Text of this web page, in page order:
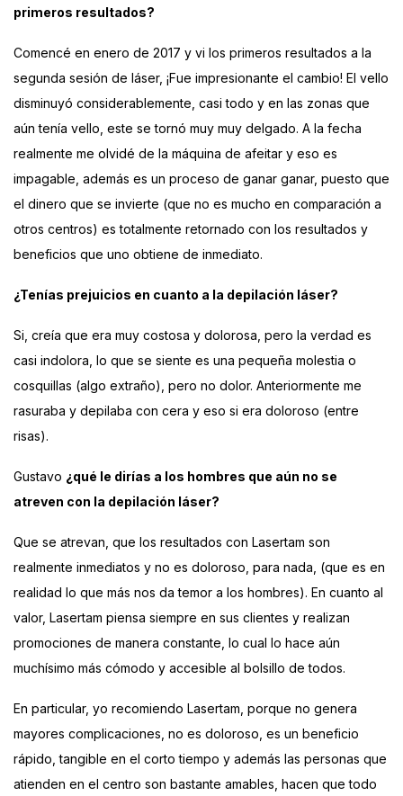
primeros resultados?
Comencé en enero de 2017 y vi los primeros resultados a la
segunda sesión de láser, ¡Fue impresionante el cambio! El vello
disminuyó considerablemente, casi todo y en las zonas que
aún tenía vello, este se tornó muy muy delgado. A la fecha
realmente me olvidé de la máquina de afeitar y eso es
impagable, además es un proceso de ganar ganar, puesto que
el dinero que se invierte (que no es mucho en comparación a
otros centros) es totalmente retornado con los resultados y
beneficios que uno obtiene de inmediato.
¿Tenías prejuicios en cuanto a la depilación láser?
Si, creía que era muy costosa y dolorosa, pero la verdad es
casi indolora, lo que se siente es una pequeña molestia o
cosquillas (algo extraño), pero no dolor. Anteriormente me
rasuraba y depilaba con cera y eso si era doloroso (entre
risas).
Gustavo ¿qué le dirías a los hombres que aún no se
atreven con la depilación láser?
Que se atrevan, que los resultados con Lasertam son
realmente inmediatos y no es doloroso, para nada, (que es en
realidad lo que más nos da temor a los hombres). En cuanto al
valor, Lasertam piensa siempre en sus clientes y realizan
promociones de manera constante, lo cual lo hace aún
muchísimo más cómodo y accesible al bolsillo de todos.
En particular, yo recomiendo Lasertam, porque no genera
mayores complicaciones, no es doloroso, es un beneficio
rápido, tangible en el corto tiempo y además las personas que
atienden en el centro son bastante amables, hacen que todo